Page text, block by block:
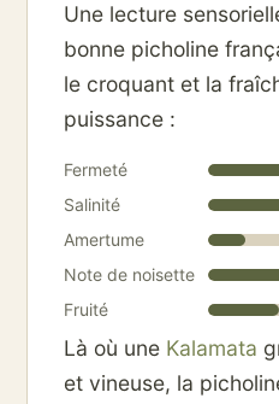
Une lecture
bonne picholine
le croquant et la
puissance :
Fermeté
Salinité
Amertume
Note de noisette
Fruité
Là où une Kalamata
et vineuse, la